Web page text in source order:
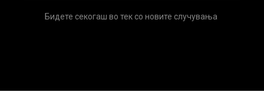
Бидете секогаш во тек со новите случувања